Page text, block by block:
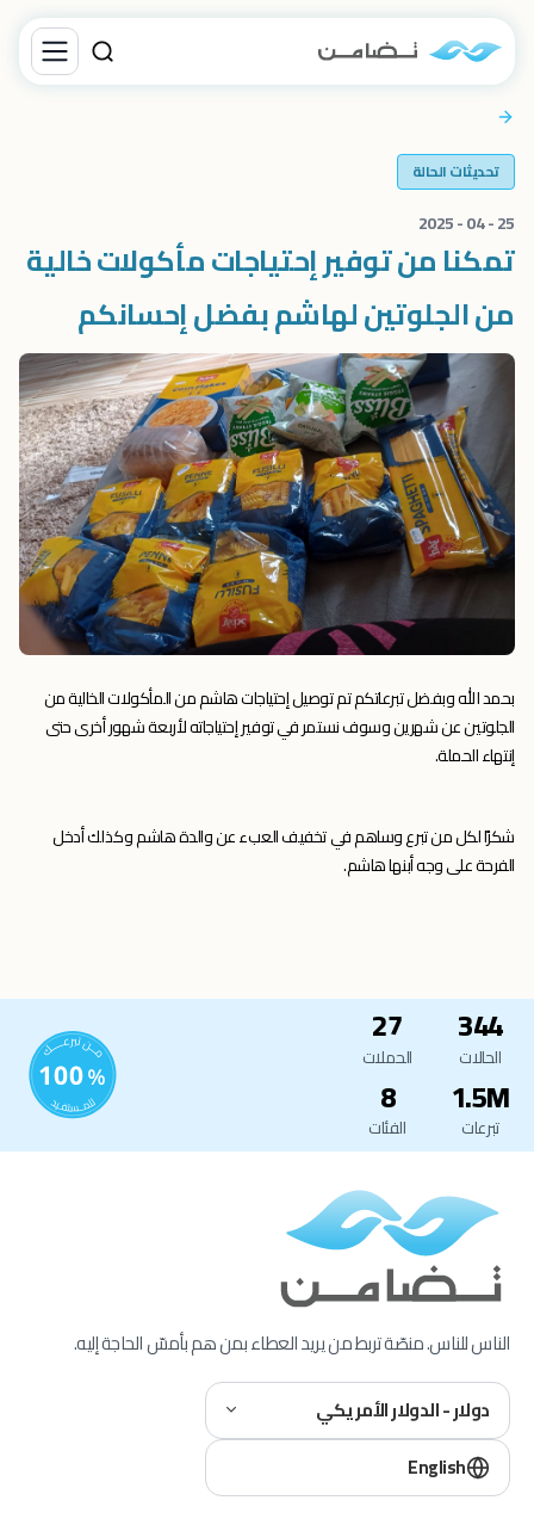
تحديثات الحالة
25 - 04 - 2025
تمكنا من توفير إحتياجات مأكولات خالية
من الجلوتين لهاشم بفضل إحسانكم
بحمد الله وبفضل تبرعاتكم تم توصيل إحتياجات هاشم من المأكولات الخالية من
الجلوتين عن شهرين وسوف نستمر في توفير إحتياجاته لأربعة شهور أخرى حتى
إنتهاء الحملة.
شكرًا لكل من تبرع وساهم في تخفيف العبء عن والدة هاشم وكذلك أدخل
الفرحة على وجه أبنها هاشم.
344
الحالات
27
الحملات
1.5M
تبرعات
8
الفئات
الناس للناس. منصّة تربط من يريد العطاء بمن هم بأمسّ الحاجة إليه.
دولار - الدولار الأمريكي
English